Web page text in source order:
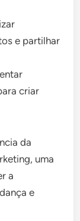
e partilhar
criar
da
uma
a
e